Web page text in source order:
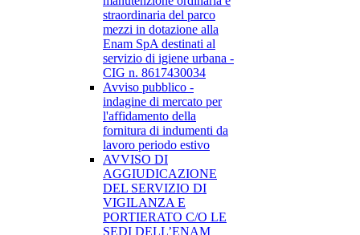
straordinaria del parco
mezzi in dotazione alla
Enam SpA destinati al
servizio di igiene urbana -
CIG n. 8617430034
Avviso pubblico -
indagine di mercato per
l'affidamento della
fornitura di indumenti da
lavoro periodo estivo
AVVISO DI
AGGIUDICAZIONE
DEL SERVIZIO DI
VIGILANZA E
PORTIERATO C/O LE
SEDI DELL’ENAM